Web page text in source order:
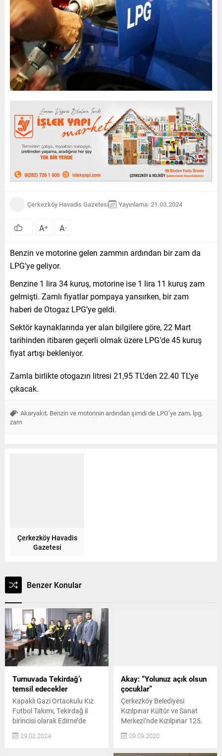
Çerkezköy Havadis Gazetesi Yayınlama: 21.03.2024
A+ A-
Benzin ve motorine gelen zammın ardından bir zam da
LPG’ye geliyor.
Benzine 1 lira 34 kuruş, motorine ise 1 lira 11 kuruş zam
gelmişti. Zamlı fiyatlar pompaya yansırken, bir zam
haberi de Otogaz LPG’ye geldi.
Sektör kaynaklarında yer alan bilgilere göre, 22 Mart
tarihinden itibaren geçerli olmak üzere LPG’de 45 kuruş
fiyat artışı bekleniyor.
Zamla birlikte otogazın litresi 21,95 TL’den 22.40 TL’ye
çıkacak.
Akaryakıt, Benzin ve motorinin ardından şimdi de LPG’ye zam, lpg,
zam
Çerkezköy Havadis
Gazetesi
Benzer Konular
Turnuvada Tekirdağ’ı
temsil edecekler
Kapaklı Gazi Ortaokulu Kız
Futbol Takımı, Tekirdağ il
birincisi olarak Edirne’de
yapılacak olan Yıldız Kızlar
Bölge Şampiyonasında
29.02.2024
Akay: “Yolunuz açık olsun
çocuklar”
Çerkezköy Belediyesi
Kızılpınar Kültür ve Sanat
Merkezi’nde Kızılpınar 125.
Yıl Ortaokulu öğretmenleri
gözetiminde 2020 Yılı
09.09.2020